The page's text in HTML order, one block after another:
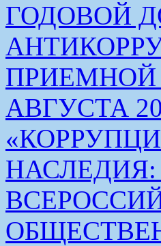
ГОДОВОЙ
ПРИЕМНОЙ
АВГУСТА